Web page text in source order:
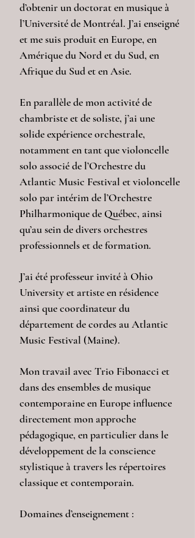
d’obtenir un doctorat en musique à
l’Université de Montréal. J’ai enseigné
et me suis produit en Europe, en
Amérique du Nord et du Sud, en
Afrique du Sud et en Asie.
En parallèle de mon activité de
chambriste et de soliste, j’ai une
solide expérience orchestrale,
notamment en tant que violoncelle
solo associé de l’Orchestre du
Atlantic Music Festival et violoncelle
solo par intérim de l’Orchestre
Philharmonique de Québec, ainsi
qu’au sein de divers orchestres
professionnels et de formation.
J’ai été professeur invité à Ohio
University et artiste en résidence
ainsi que coordinateur du
département de cordes au Atlantic
Music Festival (Maine).
Mon travail avec Trio Fibonacci et
dans des ensembles de musique
contemporaine en Europe influence
directement mon approche
pédagogique, en particulier dans le
développement de la conscience
stylistique à travers les répertoires
classique et contemporain.
Domaines d’enseignement :